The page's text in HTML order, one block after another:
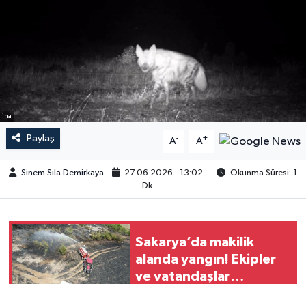
iha
Paylaş A- A+
Sinem Sıla Demirkaya 27.06.2026 - 13:02
Okunma Süresi: 1
Dk
Sakarya’da makilik
alanda yangın! Ekipler
ve vatandaşlar